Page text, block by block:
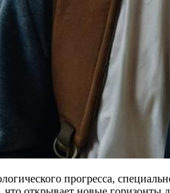
прогресса,